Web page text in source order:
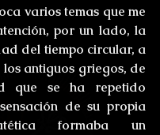
varios temas que me
por un lado, la
del tiempo circular, a
antiguos griegos, de
que se ha repetido
de su propia
formaba un